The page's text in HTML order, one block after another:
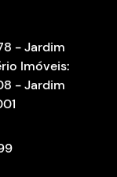
- Jardim
Imóveis:
- Jardim